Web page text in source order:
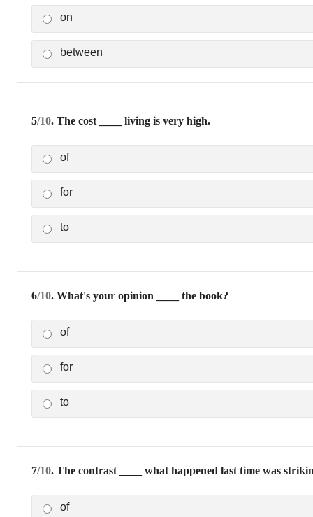
on
between
5/10. The cost ____ living is very high.
of
for
to
6/10. What's your opinion ____ the book?
of
for
to
7/10. The contrast ____ what happened last time was
of